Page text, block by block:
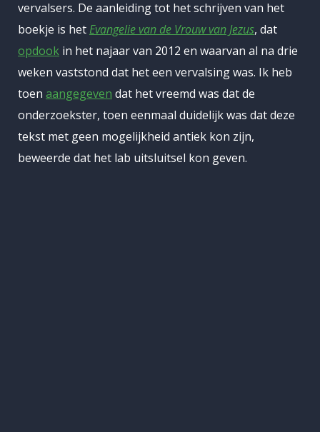
vervalsers. De aanleiding tot het schrijven van het
boekje is hetEvangelie van de Vrouw van Jezus, dat
opdook in het najaar van 2012 en waarvan al na drie
weken vaststond dat het een vervalsing was. Ik heb
toen aangegeven dat het vreemd was dat de
onderzoekster, toen eenmaal duidelijk was dat deze
tekst met geen mogelijkheid antiek kon zijn,
beweerde dat het lab uitsluitsel kon geven.